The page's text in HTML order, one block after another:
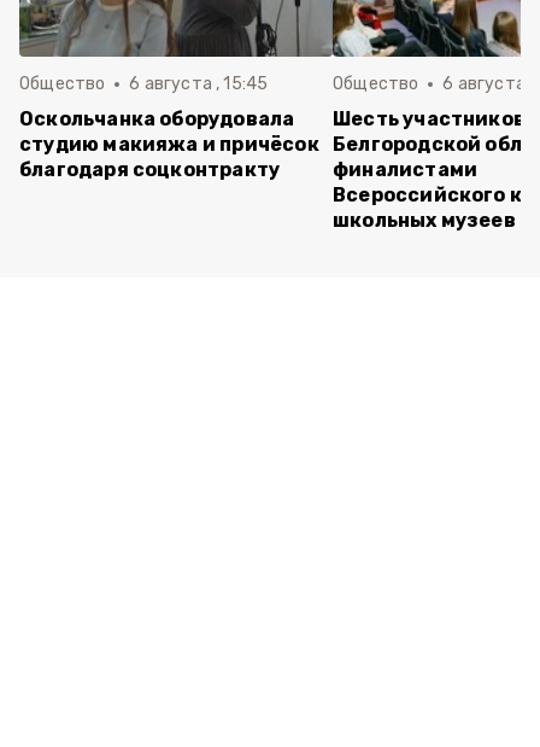
Общество 6 августа , 15:45
Оскольчанка оборудовала
студию макияжа и причёсок
благодаря соцконтракту
Общество 6 августа ,
Шесть участников
Белгородской
финалистами
Всероссийского
школьных музеев